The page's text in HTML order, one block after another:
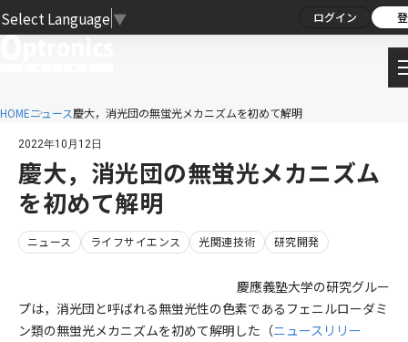
Select Language ▼ ログイン
HOMEニュース慶大，消光団の無蛍光メカニズムを初めて解明
2022年10月12日
慶大，消光団の無蛍光メカニズム
を初めて解明
ニュース ライフサイエンス 光関連技術 研究開発
慶應義塾大学の研究グルー
プは，消光団と呼ばれる無蛍光性の色素であるフェニルローダミ
ン類の無蛍光メカニズムを初めて解明した（ニュースリリー